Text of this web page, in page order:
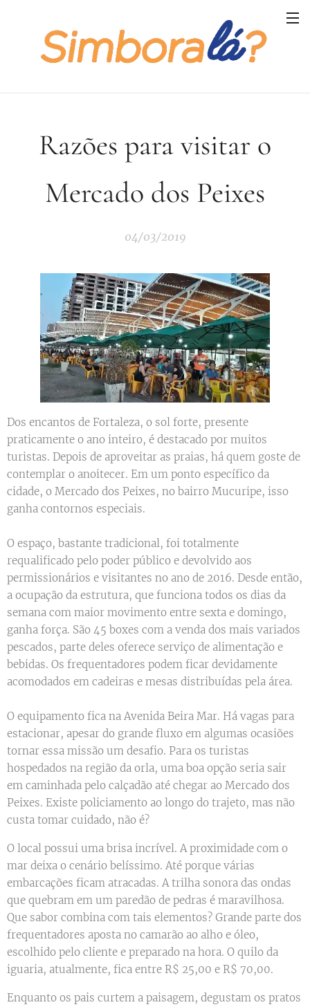
Razões para visitar o
Mercado dos Peixes
04/03/2019
Dos encantos de Fortaleza, o sol forte, presente
praticamente o ano inteiro, é destacado por muitos
turistas. Depois de aproveitar as praias, há quem goste de
contemplar o anoitecer. Em um ponto específico da
cidade, o Mercado dos Peixes, no bairro Mucuripe, isso
ganha contornos especiais.
O espaço, bastante tradicional, foi totalmente
requalificado pelo poder público e devolvido aos
permissionários e visitantes no ano de 2016. Desde então,
a ocupação da estrutura, que funciona todos os dias da
semana com maior movimento entre sexta e domingo,
ganha força. São 45 boxes com a venda dos mais variados
pescados, parte deles oferece serviço de alimentação e
bebidas. Os frequentadores podem ficar devidamente
acomodados em cadeiras e mesas distribuídas pela área.
O equipamento fica na Avenida Beira Mar. Há vagas para
estacionar, apesar do grande fluxo em algumas ocasiões
tornar essa missão um desafio. Para os turistas
hospedados na região da orla, uma boa opção seria sair
em caminhada pelo calçadão até chegar ao Mercado dos
Peixes. Existe policiamento ao longo do trajeto, mas não
custa tomar cuidado, não é?
O local possui uma brisa incrível. A proximidade com o
mar deixa o cenário belíssimo. Até porque várias
embarcações ficam atracadas. A trilha sonora das ondas
que quebram em um paredão de pedras é maravilhosa.
Que sabor combina com tais elementos? Grande parte dos
frequentadores aposta no camarão ao alho e óleo,
escolhido pelo cliente e preparado na hora. O quilo da
iguaria, atualmente, fica entre R$ 25,00 e R$ 70,00.
Enquanto os pais curtem a paisagem, degustam os pratos